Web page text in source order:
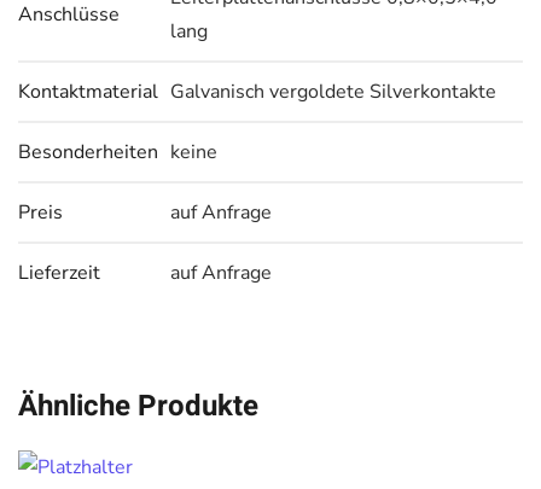
Anschlüsse
lang
Kontaktmaterial Galvanisch vergoldete Silverkontakte
Besonderheiten keine
Preis auf Anfrage
Lieferzeit auf Anfrage
Ähnliche Produkte